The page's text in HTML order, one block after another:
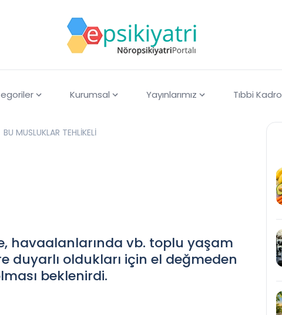
Kurumsal Yayınlarımız Tıbbi Kadro
BU MUSLUKLAR TEHLİKELİ
havaalanlarında vb. toplu yaşam
duyarlı oldukları için el değmeden
beklenirdi.